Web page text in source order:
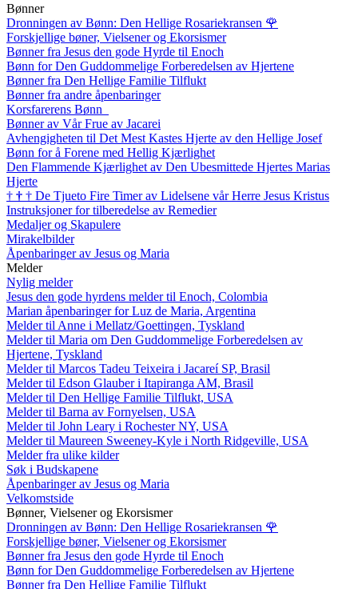
Bønner
Dronningen av Bønn: Den Hellige Rosariekransen 🌹
Forskjellige bøner, Vielsener og Ekorsismer
Bønner fra Jesus den gode Hyrde til Enoch
Bønn for Den Guddommelige Forberedelsen av Hjertene
Bønner fra Den Hellige Familie Tilflukt
Bønner fra andre åpenbaringer
Korsfarerens Bønn
Bønner av Vår Frue av Jacarei
Avhengigheten til Det Mest Kastes Hjerte av den Hellige Josef
Bønn for å Forene med Hellig Kjærlighet
Den Flammende Kjærlighet av Den Ubesmittede Hjertes Marias
Hjerte
† † † De Tjueto Fire Timer av Lidelsene vår Herre Jesus Kristus
Instruksjoner for tilberedelse av Remedier
Medaljer og Skapulere
Mirakelbilder
Åpenbaringer av Jesus og Maria
Melder
Nylig melder
Jesus den gode hyrdens melder til Enoch, Colombia
Marian åpenbaringer for Luz de Maria, Argentina
Melder til Anne i Mellatz/Goettingen, Tyskland
Melder til Maria om Den Guddommelige Forberedelsen av
Hjertene, Tyskland
Melder til Marcos Tadeu Teixeira i Jacareí SP, Brasil
Melder til Edson Glauber i Itapiranga AM, Brasil
Melder til Den Hellige Familie Tilflukt, USA
Melder til Barna av Fornyelsen, USA
Melder til John Leary i Rochester NY, USA
Melder til Maureen Sweeney-Kyle i North Ridgeville, USA
Melder fra ulike kilder
Søk i Budskapene
Åpenbaringer av Jesus og Maria
Velkomstside
Bønner, Vielsener og Ekorsismer
Dronningen av Bønn: Den Hellige Rosariekransen 🌹
Forskjellige bøner, Vielsener og Ekorsismer
Bønner fra Jesus den gode Hyrde til Enoch
Bønn for Den Guddommelige Forberedelsen av Hjertene
Bønner fra Den Hellige Familie Tilflukt